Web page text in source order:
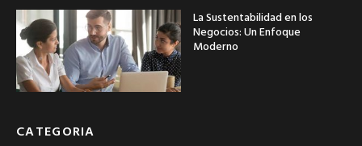
La Sustentabilidad en los
Negocios: Un Enfoque
Moderno
CATEGORIA